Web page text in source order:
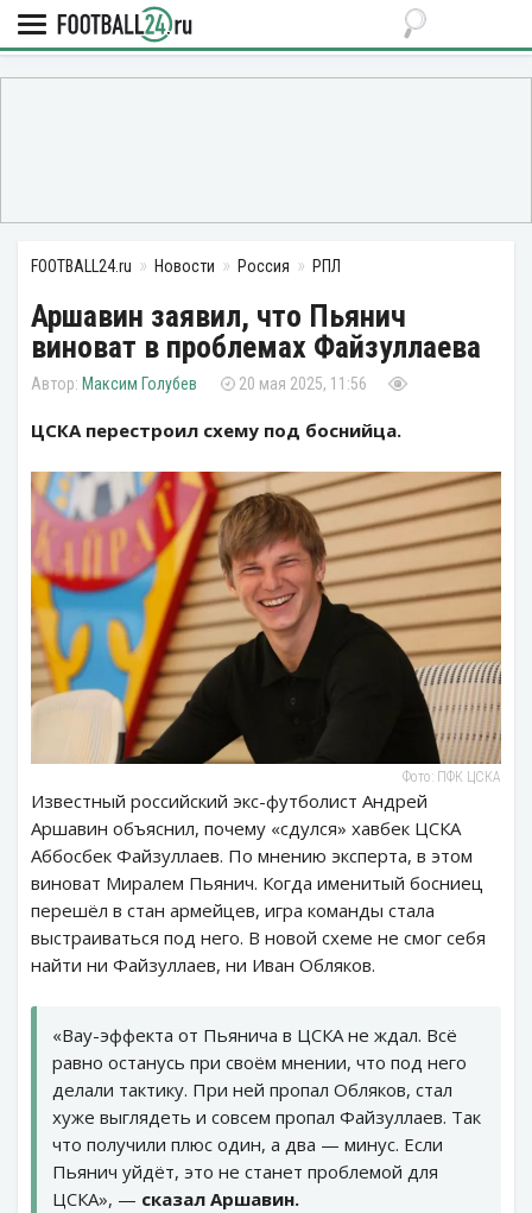
FOOTBALL24.ru Новости Россия РПЛ
Аршавин заявил, что Пьянич
виноват в проблемах Файзуллаева
Максим Голубев 20 мая 2025, 11:56
ЦСКА перестроил схему под боснийца.
Фото: ПФК ЦСКА
Известный российский экс-футболист Андрей
Аршавин объяснил, почему «сдулся» хавбек ЦСКА
Аббосбек Файзуллаев. По мнению эксперта, в этом
виноват Миралем Пьянич. Когда именитый босниец
перешёл в стан армейцев, игра команды стала
выстраиваться под него. В новой схеме не смог себя
найти ни Файзуллаев, ни Иван Обляков.
«Вау-эффекта от Пьянича в ЦСКА не ждал. Всё
равно останусь при своём мнении, что под него
делали тактику. При ней пропал Обляков, стал
хуже выглядеть и совсем пропал Файзуллаев. Так
что получили плюс один, а два — минус. Если
Пьянич уйдёт, это не станет проблемой для
ЦСКА», — сказал Аршавин.